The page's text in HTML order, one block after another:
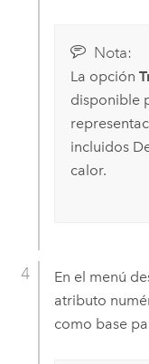
Nota:
La opción
disponible
incluidos
calor.
En el menú
atributo
como base